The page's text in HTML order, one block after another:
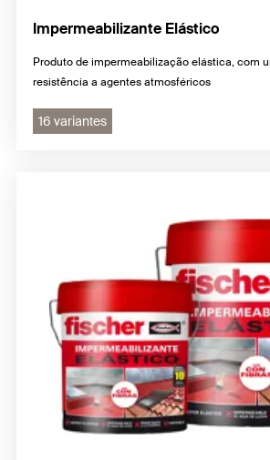
Impermeabilizante Elástico
Produto de impermeabilização elástica, com
resistência a agentes atmosféricos
16 variantes